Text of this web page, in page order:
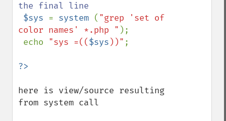
the final line
$sys = system ( "grep 'set of
color names' *.php " );
echo "sys =(($sys ))" ;
here is view/source resulting
from system call